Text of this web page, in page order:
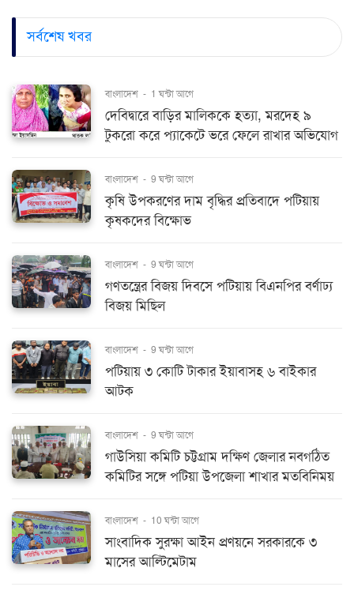
সর্বশেষ খবর
বাংলাদেশ - 1 ঘন্টা আগে
দেবিদ্বারে বাড়ির মালিককে হত্যা, মরদেহ ৯
টুকরো করে প্যাকেটে ভরে ফেলে রাখার অভিযোগ
বাংলাদেশ - 9 ঘন্টা আগে
কৃষি উপকরণের দাম বৃদ্ধির প্রতিবাদে পটিয়ায়
কৃষকদের বিক্ষোভ
বাংলাদেশ - 9 ঘন্টা আগে
গণতন্ত্রের বিজয় দিবসে পটিয়ায় বিএনপির বর্ণাঢ্য
বিজয় মিছিল
বাংলাদেশ - 9 ঘন্টা আগে
পটিয়ায় ৩ কোটি টাকার ইয়াবাসহ ৬ বাইকার
আটক
বাংলাদেশ - 9 ঘন্টা আগে
গাউসিয়া কমিটি চট্টগ্রাম দক্ষিণ জেলার নবগঠিত
কমিটির সঙ্গে পটিয়া উপজেলা শাখার মতবিনিময়
বাংলাদেশ - 10 ঘন্টা আগে
সাংবাদিক সুরক্ষা আইন প্রণয়নে সরকারকে ৩
মাসের আল্টিমেটাম